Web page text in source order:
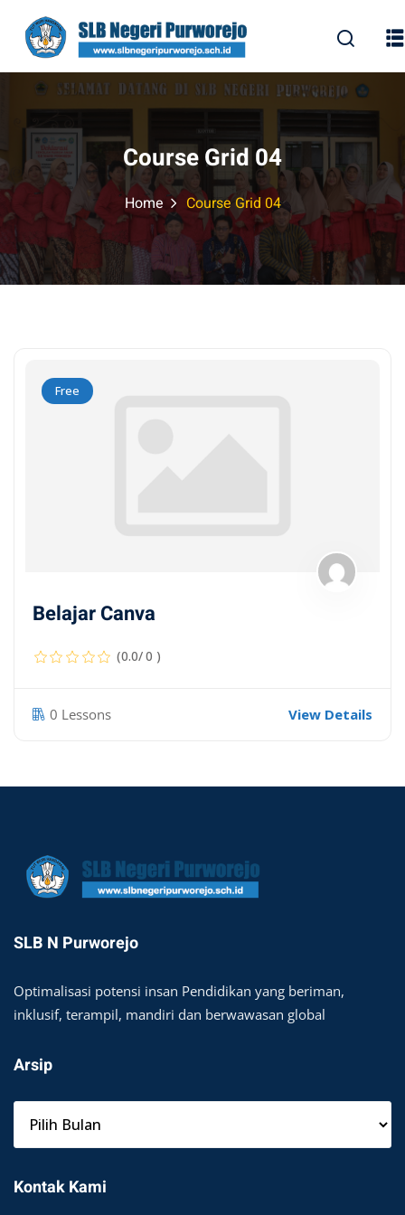
Course Grid 04
Home Course Grid 04
Free
Belajar Canva
(0.0/ 0 )
0 Lessons View Details
SLB N Purworejo
Optimalisasi potensi insan Pendidikan yang beriman,
inklusif, terampil, mandiri dan berwawasan global
Arsip
Kontak Kami